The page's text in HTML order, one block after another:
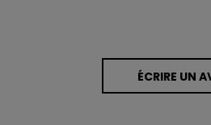
ÉCRIRE UN